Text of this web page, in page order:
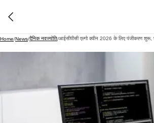
Home/News/दैनिक नवज्योति/आईसीपीसी एल्गो क्वीन 2026 के लिए पंजीकरण